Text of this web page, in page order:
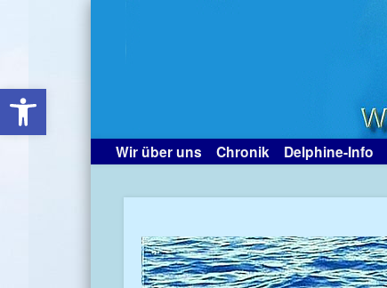
Open toolbar
Wir über uns Chronik Delphine-Info